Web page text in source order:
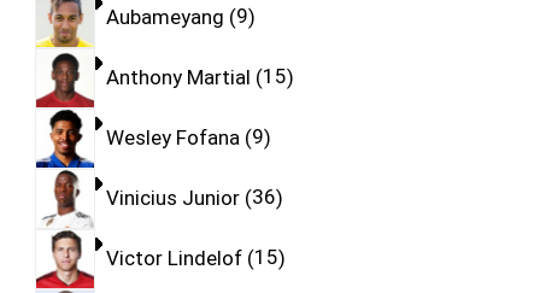
Aubameyang 9
Anthony Martial 15
Wesley Fofana 9
Vinicius Junior 36
Victor Lindelof 15